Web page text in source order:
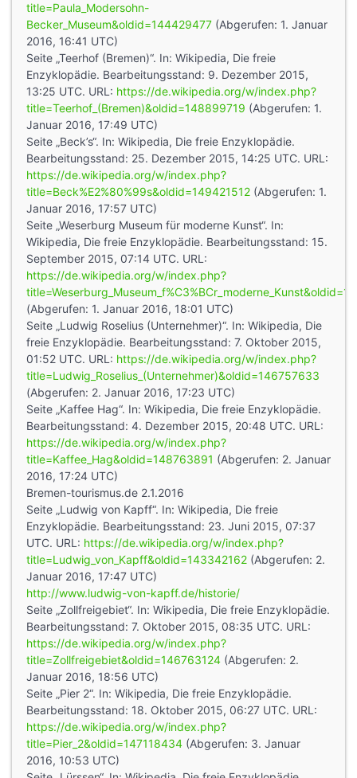
title=Paula_Modersohn-
Becker_Museum&oldid=144429477 (Abgerufen: 1. Januar
2016, 16:41 UTC)
Seite „Teerhof (Bremen)“. In: Wikipedia, Die freie
Enzyklopädie. Bearbeitungsstand: 9. Dezember 2015,
13:25 UTC. URL: https://de.wikipedia.org/w/index.php?
title=Teerhof_(Bremen)&oldid=148899719 (Abgerufen: 1.
Januar 2016, 17:49 UTC)
Seite „Beck’s“. In: Wikipedia, Die freie Enzyklopädie.
Bearbeitungsstand: 25. Dezember 2015, 14:25 UTC. URL:
https://de.wikipedia.org/w/index.php?
title=Beck%E2%80%99s&oldid=149421512 (Abgerufen: 1.
Januar 2016, 17:57 UTC)
Seite „Weserburg Museum für moderne Kunst“. In:
Wikipedia, Die freie Enzyklopädie. Bearbeitungsstand: 15.
September 2015, 07:14 UTC. URL:
https://de.wikipedia.org/w/index.php?
(Abgerufen: 1. Januar 2016, 18:01 UTC)
Seite „Ludwig Roselius (Unternehmer)“. In: Wikipedia, Die
freie Enzyklopädie. Bearbeitungsstand: 7. Oktober 2015,
01:52 UTC. URL: https://de.wikipedia.org/w/index.php?
title=Ludwig_Roselius_(Unternehmer)&oldid=146757633
(Abgerufen: 2. Januar 2016, 17:23 UTC)
Seite „Kaffee Hag“. In: Wikipedia, Die freie Enzyklopädie.
Bearbeitungsstand: 4. Dezember 2015, 20:48 UTC. URL:
https://de.wikipedia.org/w/index.php?
title=Kaffee_Hag&oldid=148763891 (Abgerufen: 2. Januar
2016, 17:24 UTC)
Bremen-tourismus.de 2.1.2016
Seite „Ludwig von Kapff“. In: Wikipedia, Die freie
Enzyklopädie. Bearbeitungsstand: 23. Juni 2015, 07:37
UTC. URL: https://de.wikipedia.org/w/index.php?
title=Ludwig_von_Kapff&oldid=143342162 (Abgerufen: 2.
Januar 2016, 17:47 UTC)
http://www.ludwig-von-kapff.de/historie/
Seite „Zollfreigebiet“. In: Wikipedia, Die freie Enzyklopädie.
Bearbeitungsstand: 7. Oktober 2015, 08:35 UTC. URL:
https://de.wikipedia.org/w/index.php?
title=Zollfreigebiet&oldid=146763124 (Abgerufen: 2.
Januar 2016, 18:56 UTC)
Seite „Pier 2“. In: Wikipedia, Die freie Enzyklopädie.
Bearbeitungsstand: 18. Oktober 2015, 06:27 UTC. URL:
https://de.wikipedia.org/w/index.php?
title=Pier_2&oldid=147118434 (Abgerufen: 3. Januar
2016, 10:53 UTC)